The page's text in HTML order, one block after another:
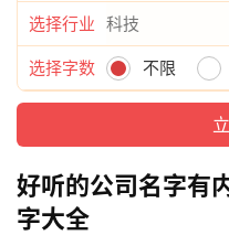
选择行业
选择字数 不限
好听的公司名字有
字大全